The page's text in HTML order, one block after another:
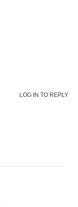
LOG IN TO REPLY